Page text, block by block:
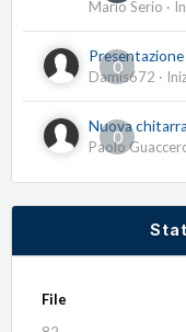
Mario Serio ·
0
Presentazione
Damis672 ·
0
Nuova chitarra
Paolo
File